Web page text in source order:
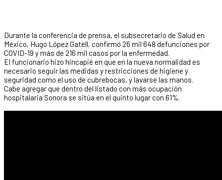
Durante la conferencia de prensa, el subsecretario de Salud en
México, Hugo López Gatell, confirmó 26 mil 648 defunciones por
COVID-19 y más de 216 mil casos por la enfermedad.
El funcionario hizo hincapié en que en la nueva normalidad es
necesario seguir las medidas y restricciones de higiene y
seguridad como el uso de cubrebocas, y lavarse las manos.
Cabe agregar que dentro del listado con más ocupación
hospitalaria Sonora se sitúa en el quinto lugar con 61%.